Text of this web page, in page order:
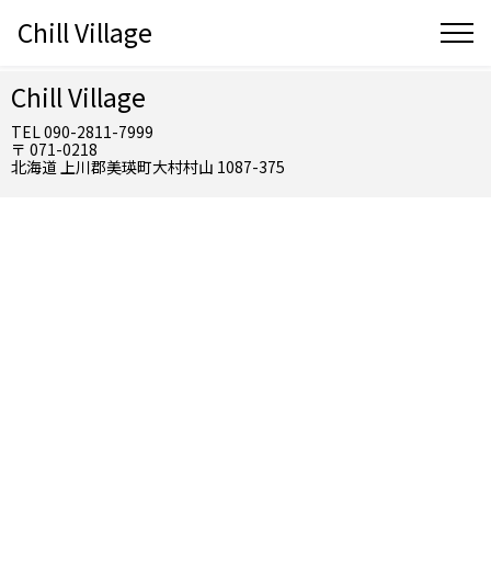
Chill Village
Chill Village
TEL 090-2811-7999
〒 071-0218
北海道 上川郡美瑛町大村村山 1087-375